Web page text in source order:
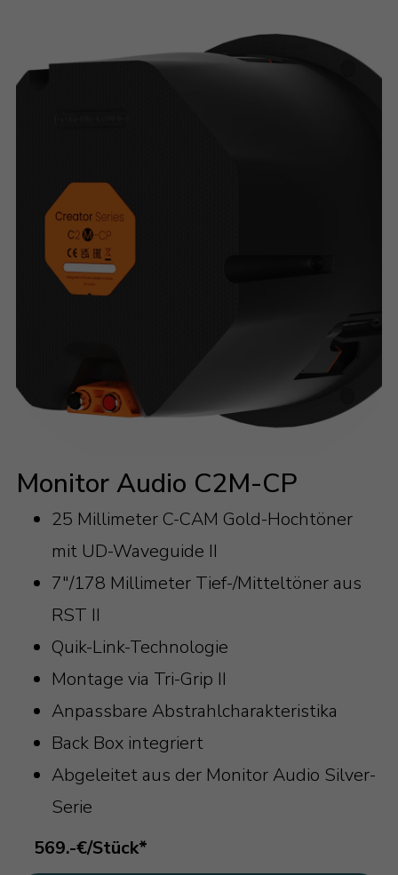
Monitor Audio C2M-CP
25 Millimeter C-CAM Gold-Hochtöner
mit UD-Waveguide II
7"/178 Millimeter Tief-/Mitteltöner aus
RST II
Quik-Link-Technologie
Montage via Tri-Grip II
Anpassbare Abstrahlcharakteristika
Back Box integriert
Abgeleitet aus der Monitor Audio Silver-
Serie
569.-€/Stück*